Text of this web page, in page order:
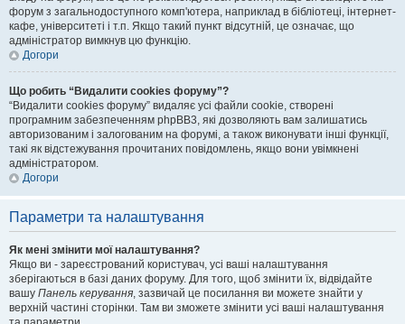
форум з загальнодоступного комп'ютера, наприклад в бібліотеці, інтернет-
кафе, університеті і т.п. Якщо такий пункт відсутній, це означає, що
адміністратор вимкнув цю функцію.
Догори
Що робить “Видалити cookies форуму”?
“Видалити cookies форуму” видаляє усі файли cookie, створені
програмним забезпеченням phpBB3, які дозволяють вам залишатись
авторизованим і залогованим на форумі, а також виконувати інші функції,
такі як відстежування прочитаних повідомлень, якщо вони увімкнені
адміністратором.
Догори
Параметри та налаштування
Як мені змінити мої налаштування?
Якщо ви - зареєстрований користувач, усі ваші налаштування
зберігаються в базі даних форуму. Для того, щоб змінити їх, відвідайте
вашу Панель керування, зазвичай це посилання ви можете знайти у
верхній частині сторінки. Там ви зможете змінити усі ваші налаштування